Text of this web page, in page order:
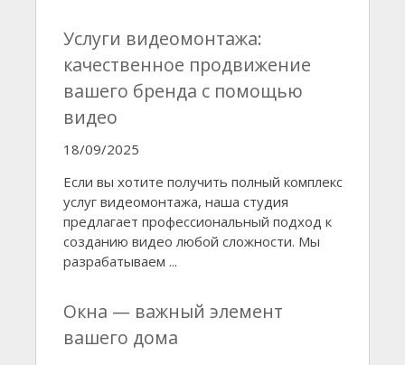
Услуги видеомонтажа:
качественное продвижение
вашего бренда с помощью
видео
18/09/2025
Если вы хотите получить полный комплекс
услуг видеомонтажа, наша студия
предлагает профессиональный подход к
созданию видео любой сложности. Мы
разрабатываем ...
Окна — важный элемент
вашего дома